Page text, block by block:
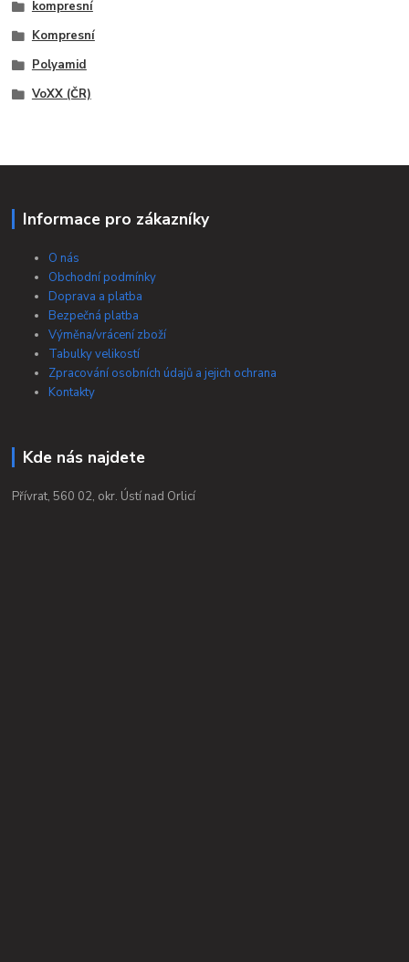
kompresní
Kompresní
Polyamid
VoXX (ČR)
Informace pro zákazníky
O nás
Obchodní podmínky
Doprava a platba
Bezpečná platba
Výměna/vrácení zboží
Tabulky velikostí
Zpracování osobních údajů a jejich ochrana
Kontakty
Kde nás najdete
Přívrat, 560 02, okr. Ústí nad Orlicí